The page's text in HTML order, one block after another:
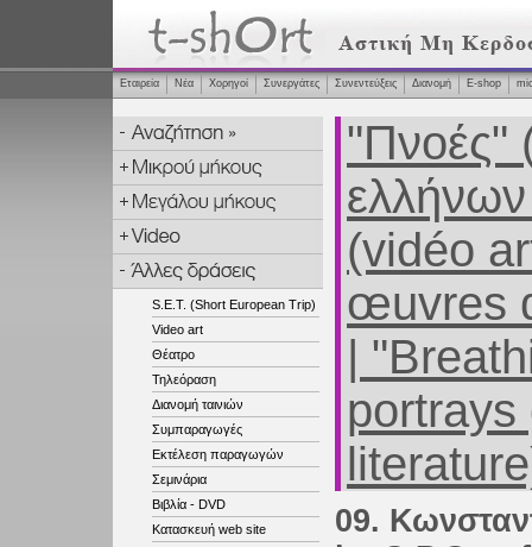
Εταιρεία Νέα Χορηγοί Συνεργάτες Συνεντεύξεις Διανομή Ε-shop
S.E.T. (Short European Trip)
Video art
Θέατρο
Τηλεόραση
Διανομή ταινιών
Συμπαραγωγές
Εκτέλεση παραγωγών
Σεμινάρια
Βιβλία - DVD
Κατασκευή web site
"Πνοές"
(vidéo
œuvres
|
portrays
09.